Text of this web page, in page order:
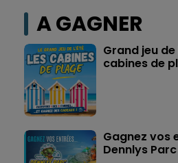
A GAGNER
Grand jeu
cabines de
Gagnez vos
Dennlys Parc